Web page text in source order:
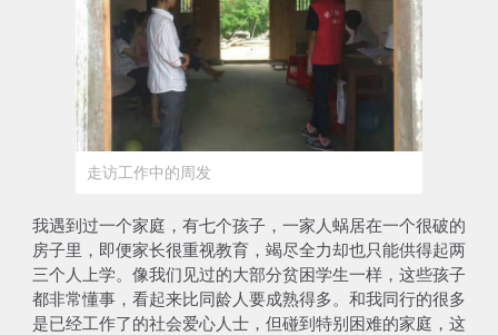
走访工作中的周发
我遇到过一个家庭，有七个孩子，一家人蜗居在一个很破的
房子里，即便家长很重视教育，竭尽全力却也只能供得起两
三个人上学。像我们见过的大部分贫困学生一样，这些孩子
都非常懂事，看起来比同龄人要成熟得多。和我同行的很多
是已经工作了的社会爱心人士，但碰到特别困难的家庭，这